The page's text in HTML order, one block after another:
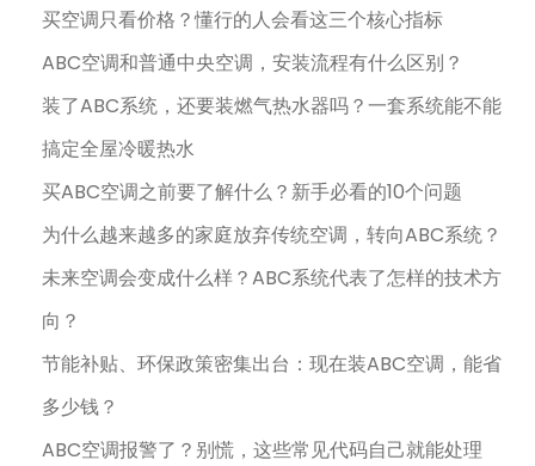
买空调只看价格？懂行的人会看这三个核心指标
ABC空调和普通中央空调，安装流程有什么区别？
装了ABC系统，还要装燃气热水器吗？一套系统能不能
搞定全屋冷暖热水
买ABC空调之前要了解什么？新手必看的10个问题
为什么越来越多的家庭放弃传统空调，转向ABC系统？
未来空调会变成什么样？ABC系统代表了怎样的技术方
向？
节能补贴、环保政策密集出台：现在装ABC空调，能省
多少钱？
ABC空调报警了？别慌，这些常见代码自己就能处理